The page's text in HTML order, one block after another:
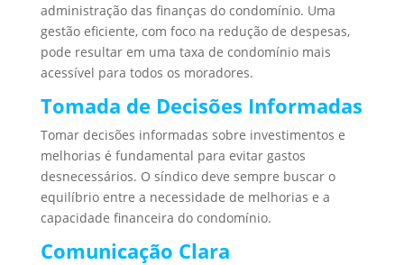
administração das finanças do condomínio. Uma
gestão eficiente, com foco na redução de despesas,
pode resultar em uma taxa de condomínio mais
acessível para todos os moradores.
Tomada de Decisões Informadas
Tomar decisões informadas sobre investimentos e
melhorias é fundamental para evitar gastos
desnecessários. O síndico deve sempre buscar o
equilíbrio entre a necessidade de melhorias e a
capacidade financeira do condomínio.
Comunicação Clara